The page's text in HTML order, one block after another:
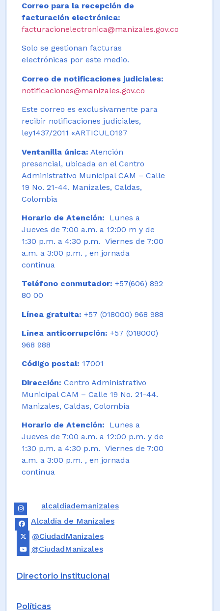
Correo para la recepción de
facturación electrónica:
facturacionelectronica@manizales.gov.co
Solo se gestionan facturas
electrónicas por este medio.
Correo de notificaciones judiciales:
notificaciones@manizales.gov.co
Este correo es exclusivamente para
recibir notificaciones judiciales,
ley1437/2011 «ARTICULO197
Ventanilla única: Atención
presencial, ubicada en el Centro
Administrativo Municipal CAM – Calle
19 No. 21-44. Manizales, Caldas,
Colombia
Horario de Atención:
Lunes a
Jueves de 7:00 a.m. a 12:00 m y de
1:30 p.m. a 4:30 p.m. Viernes de 7:00
a.m. a 3:00 p.m. , en jornada
continua
Teléfono conmutador: +57(606) 892
80 00
Línea gratuita: +57 (018000) 968 988
Línea anticorrupción: +57 (018000)
968 988
Código postal: 17001
Dirección: Centro Administrativo
Municipal CAM – Calle 19 No. 21-44.
Manizales, Caldas, Colombia
Horario de Atención: Lunes a
Jueves de 7:00 a.m. a 12:00 p.m. y de
1:30 p.m. a 4:30 p.m. Viernes de 7:00
a.m. a 3:00 p.m. , en jornada
continua
alcaldiademanizales
Alcaldía de Manizales
@CiudadManizales
@CiudadManizales
Directorio institucional
Políticas